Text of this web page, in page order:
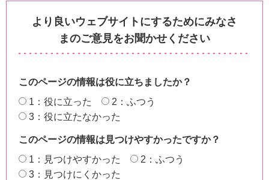
より良いウェブサイトにするためにみなさ
まのご意見をお聞かせください
このページの情報は役に立ちましたか？
1：役に立った
2：ふつう
3：役に立たなかった
このページの情報は見つけやすかったですか？
1：見つけやすかった
2：ふつう
3：見つけにくかった